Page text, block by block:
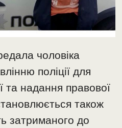
чоловіка
поліції для
та надання правової
також
затриманого до